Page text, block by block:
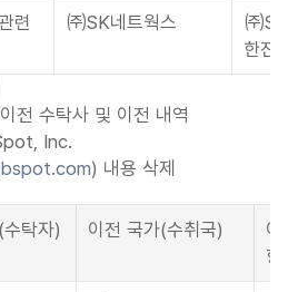
련
㈜SK네트웍스
㈜
한진
전 수탁사 및 이전 내역
Inc.
) 내용 삭제
탁자) 이전 국가(수취국)
이
항